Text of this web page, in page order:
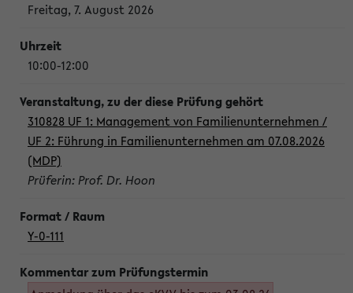
Freitag, 7. August 2026
10:00-12:00
310828 UF 1: Management von Familienunternehmen /
UF 2: Führung in Familienunternehmen am 07.08.2026
(MDP)
Prüferin: Prof. Dr. Hoon
Y-0-111